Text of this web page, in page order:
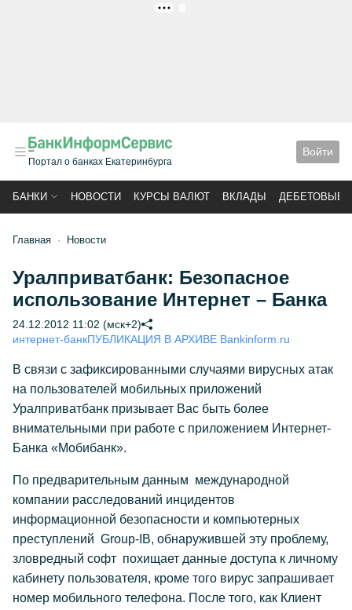
Портал о банках Екатеринбурга
Войти
БАНКИ НОВОСТИ КУРСЫ ВАЛЮТ ВКЛАДЫ ДЕБЕТОВЫЕ
Главная Новости
Уралприватбанк: Безопасное
использование Интернет – Банка
24.12.2012 11:02 (мск+2)
интернет-банкПУБЛИКАЦИЯ В АРХИВЕ Bankinform.ru
В связи с зафиксированными случаями вирусных атак
на пользователей мобильных приложений
Уралприватбанк призывает Вас быть более
внимательными при работе с приложением Интернет-
Банка «Мобибанк».
По предварительным данным международной
компании расследований инцидентов
информационной безопасности и компьютерных
преступлений Group- IB, обнаружившей эту проблему,
зловредный софт похищает данные доступа к личному
кабинету пользователя, кроме того вирус запрашивает
номер мобильного телефона. После того, как Клиент